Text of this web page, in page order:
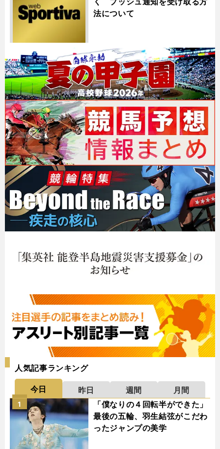
法について
人気記事ランキング
今日 昨日 週間
月間
「僕なりの４回転半ができた」
最後の五輪、羽生結弦がこだわ
ったジャンプの美学
1